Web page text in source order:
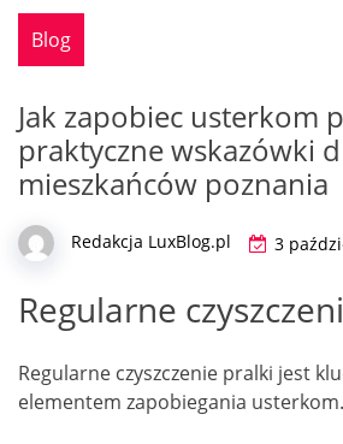
Blog
Jak zapobiec usterkom
praktyczne wskazówki
mieszkańców poznania
Redakcja LuxBlog.pl 3
Regularne
Regularne czyszczenie pralki jest
elementem zapobiegania usterkom.